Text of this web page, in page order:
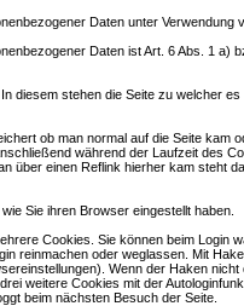
Daten unter Verwendung
Daten ist Art. 6 Abs. 1 a)
diesem stehen die Seite zu welcher
ob man normal auf die Seite kam
während der Laufzeit des
über einen Reflink hierher kam steht
Sie ihren Browser eingestellt haben.
Cookies. Sie können beim Login
reinmachen oder weglassen. Mit
Wenn der Haken
weitere Cookies mit der
beim nächsten Besuch der Seite.